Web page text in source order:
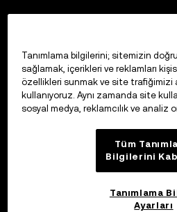
Tanımlama bilgilerini; sitemizin doğru
sağlamak, içerikleri ve reklamları
özellikleri sunmak ve site trafiğimizi
kullanıyoruz. Aynı zamanda site
sosyal medya, reklamcılık ve analiz
Tüm
Bilgilerini
Tanımlama
Ayarları